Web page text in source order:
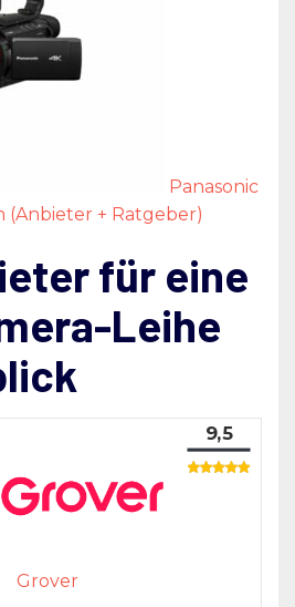
Panasonic
(Anbieter + Ratgeber)
für eine
Leihe
Grover
9,5